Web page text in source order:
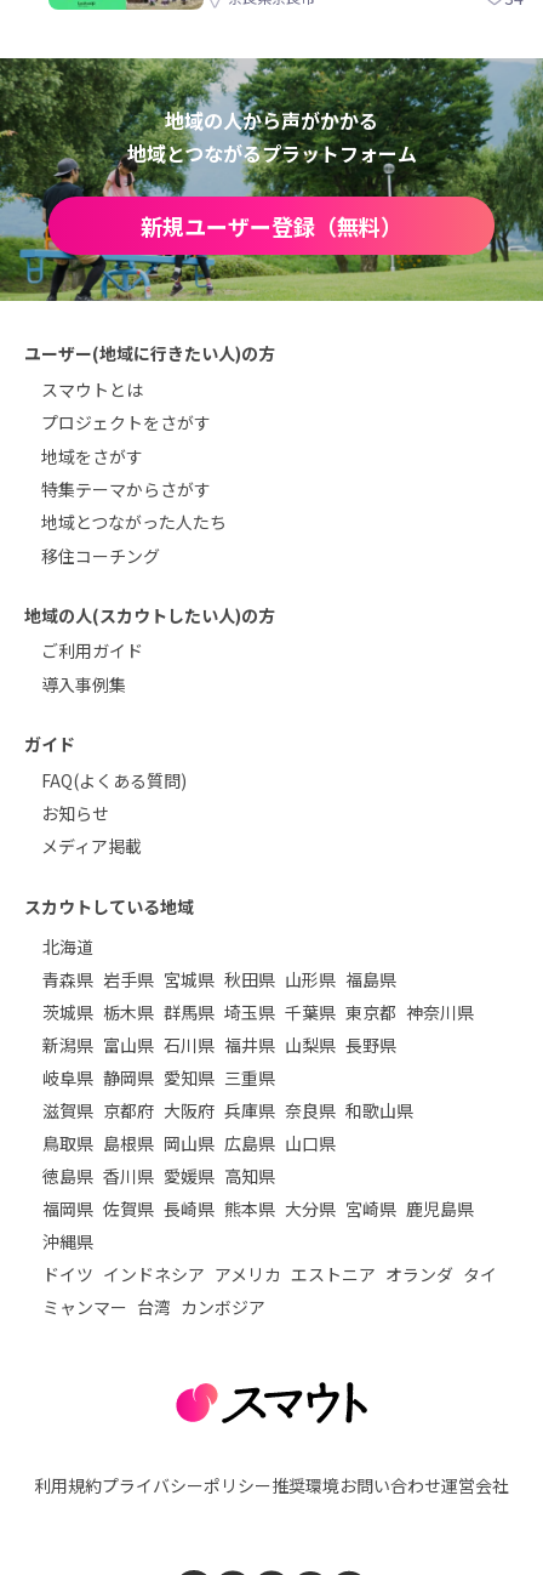
地域の人から声がかかる
地域とつながるプラットフォーム
新規ユーザー登録（無料）
ユーザー(地域に行きたい人)の方
スマウトとは
プロジェクトをさがす
地域をさがす
特集テーマからさがす
地域とつながった人たち
移住コーチング
地域の人(スカウトしたい人)の方
ご利用ガイド
導入事例集
ガイド
FAQ(よくある質問)
お知らせ
メディア掲載
スカウトしている地域
北海道
青森県 岩手県 宮城県 秋田県 山形県 福島県
茨城県 栃木県 群馬県 埼玉県 千葉県 東京都 神奈川県
新潟県 富山県 石川県 福井県 山梨県 長野県
岐阜県 静岡県 愛知県 三重県
滋賀県 京都府 大阪府 兵庫県 奈良県 和歌山県
鳥取県 島根県 岡山県 広島県 山口県
徳島県 香川県 愛媛県 高知県
福岡県 佐賀県 長崎県 熊本県 大分県 宮崎県 鹿児島県
沖縄県
ドイツ インドネシア アメリカ エストニア オランダ タイ
ミャンマー 台湾 カンボジア
利用規約プライバシーポリシー推奨環境お問い合わせ運営会社